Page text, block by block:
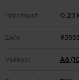
Hmotnost: 0.23
EAN:
Velikost: A6